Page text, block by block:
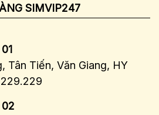
SIMVIP247
Tân Tiến, Văn Giang, HY
02